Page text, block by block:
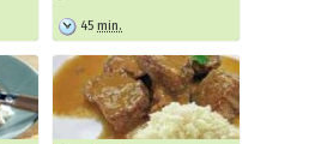
45 min.